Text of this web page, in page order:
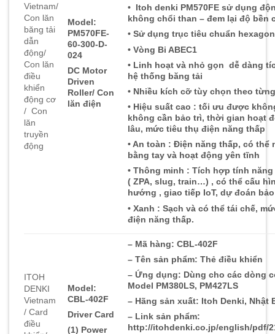
Vietnam/
Con lăn
băng tải
dẫn
động/
Con lăn
điều
khiển
động cơ
/ Con
lăn
truyền
động
Model:
PM570FE-
60-300-D-
024
DC Motor
Driven
Roller/ Con
lăn điện
• Itoh denki PM570FE sử dụng
không chổi than – đem lại độ bền
• Sử dụng trục tiêu chuẩn
• Vòng Bi ABEC1
• Linh hoạt và nhỏ gọn dễ dàng
hệ thống băng tải
• Nhiều kích cỡ tùy chọn theo
• Hiệu suất cao : tối ưu được
không cần bảo trì, thời gian hoạt
lâu, mức tiêu thụ điện năng thấp
• An toàn : Điện năng thấp, có thể
bằng tay và hoạt động yên tĩnh
• Thông minh : Tích hợp tính
( ZPA, slug, train…) , có thể cấu
hướng , giao tiếp IoT, dự đoán
• Xanh : Sạch và có thể tái chế,
điện năng thấp.
ITOH
DENKI
Vietnam
/ Card
điều
Model:
CBL-402F
Driver Card
(1) Power
– Mã hàng: CBL-402F
– Tên sản phẩm: Thẻ điều khiển
– Ứng dụng: Dùng cho các dòng
Model PM380LS, PM427LS
– Hãng sản xuất: Itoh Denki, Nhật
– Link sản phẩm:
http://itohdenki.co.jp/english/pdf/